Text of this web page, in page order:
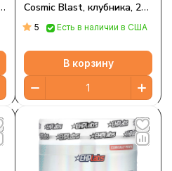
Cosmic Blast, клубника, 288
г (10,16 унции)
5 Есть в наличии в США
В корзину